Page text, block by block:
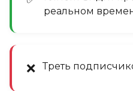
реальном
❌ Треть